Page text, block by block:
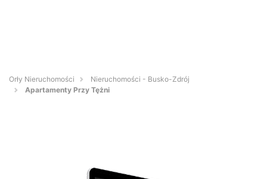
Orły Nieruchomości
Nieruchomości - Busko-Zdrój
Apartamenty Przy Tężni